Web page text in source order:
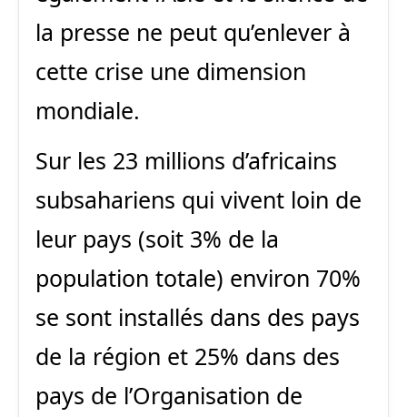
la presse ne peut qu’enlever à
cette crise une dimension
mondiale.
Sur les 23 millions d’africains
subsahariens qui vivent loin de
leur pays (soit 3% de la
population totale) environ 70%
se sont installés dans des pays
de la région et 25% dans des
pays de l’Organisation de